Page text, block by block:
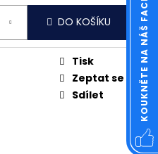
DO KOŠÍKU
Tisk
Zeptat se
Sdílet
KOUKNĚTE NA NÁŠ FACEBOOK